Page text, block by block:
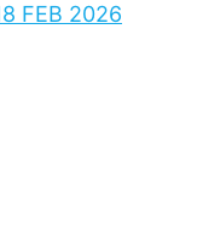
FEB 2026